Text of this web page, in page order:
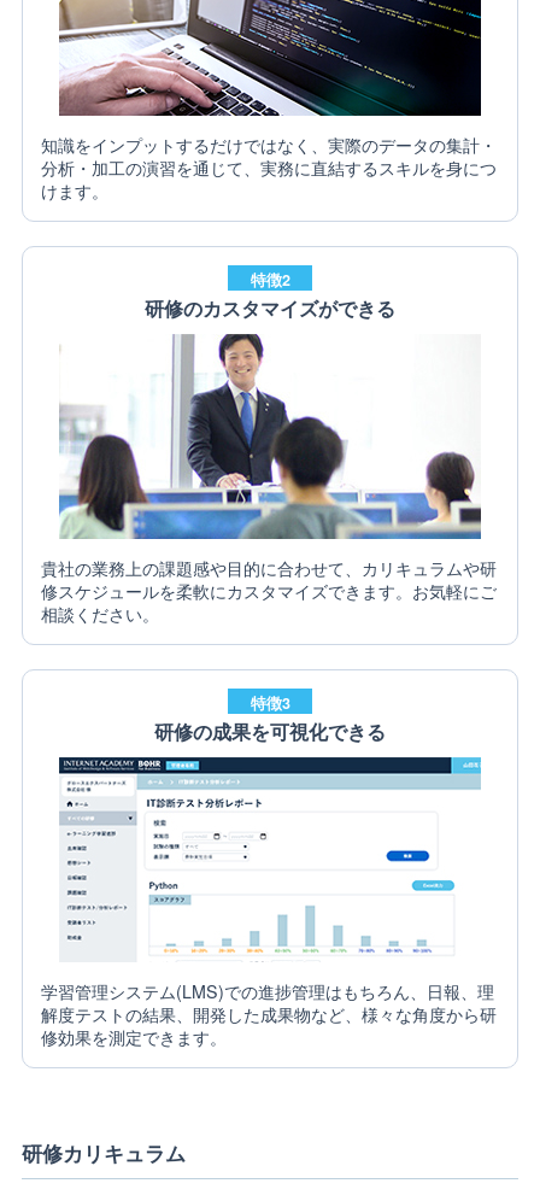
知識をインプットするだけではなく、実際のデータの集計・
分析・加工の演習を通じて、実務に直結するスキルを身につ
けます。
特徴2
研修のカスタマイズができる
貴社の業務上の課題感や目的に合わせて、カリキュラムや研
修スケジュールを柔軟にカスタマイズできます。お気軽にご
相談ください。
特徴3
研修の成果を可視化できる
学習管理システム(LMS)での進捗管理はもちろん、日報、理
解度テストの結果、開発した成果物など、様々な角度から研
修効果を測定できます。
研修カリキュラム